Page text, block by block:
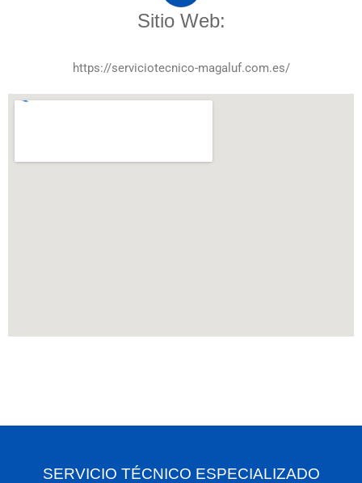
Sitio Web:
https://serviciotecnico-magaluf.com.es/
SERVICIO TÉCNICO ESPECIALIZADO